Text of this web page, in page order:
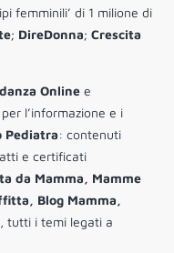
femminili’ di 1 milione di
; DireDonna; Crescita
Online e
l’informazione e i
Pediatra: contenuti
e certificati
da Mamma, Mamme
Blog Mamma,
tutti i temi legati a